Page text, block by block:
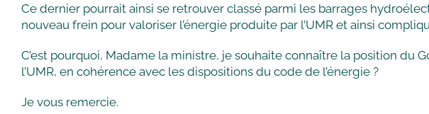
Ce dernier pourrait ainsi se retrouver classé parmi les barrages
nouveau frein pour valoriser l’énergie produite par l’UMR et ainsi
C’est pourquoi, Madame la ministre, je souhaite connaître la position du
l’UMR, en cohérence avec les dispositions du code de l’énergie ?
Je vous remercie.